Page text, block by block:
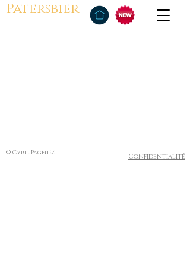
Patersbier
© Cyril Pagniez Confidentialité